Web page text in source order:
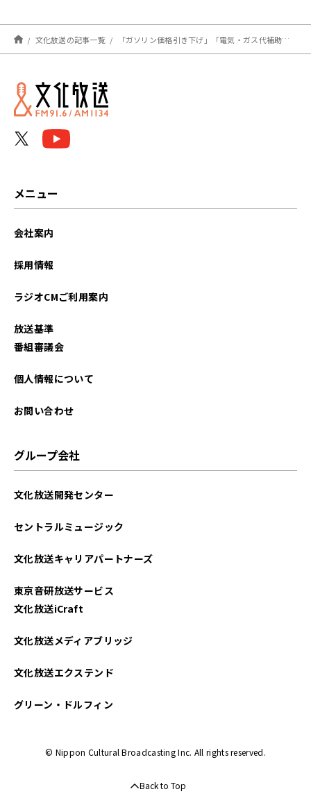
文化放送の記事一覧 「ガソリン価格引き下げ」「電気・ガス代補助再開」の政治的な思惑
メニュー
会社案内
採用情報
ラジオCMご利用案内
放送基準
番組審議会
個人情報について
お問い合わせ
グループ会社
文化放送開発センター
セントラルミュージック
文化放送キャリアパートナーズ
東京音研放送サービス
文化放送iCraft
文化放送メディアブリッジ
文化放送エクステンド
グリーン・ドルフィン
© Nippon Cultural Broadcasting Inc. All rights reserved.
Back to Top